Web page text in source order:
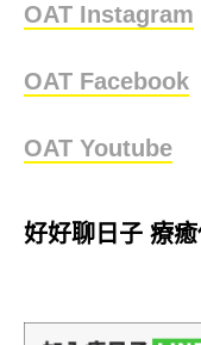
OAT Instagram
OAT Facebook
OAT Youtube
好好聊日子 療